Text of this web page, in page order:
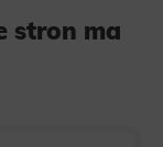
stron ma